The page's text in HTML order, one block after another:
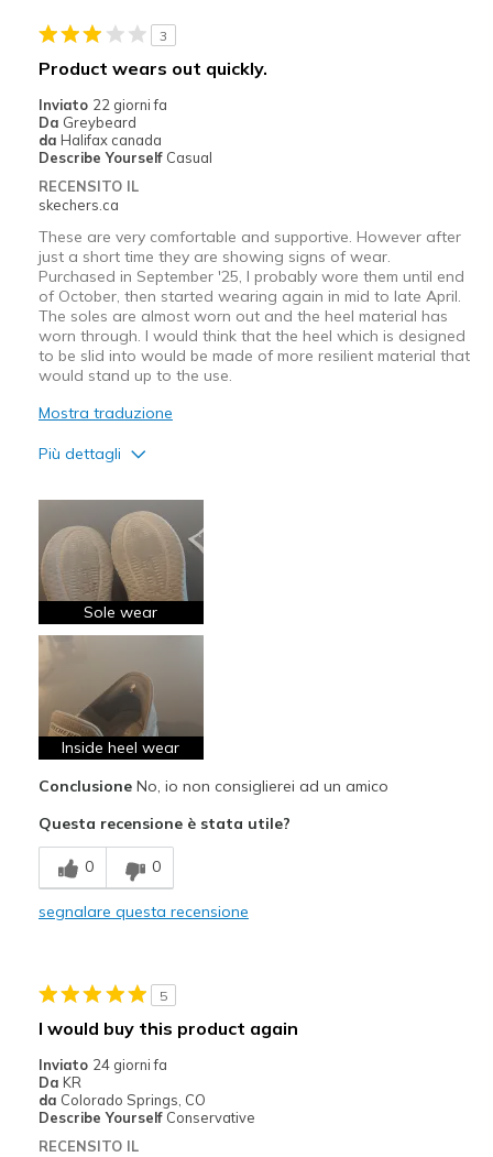
Travel
Width
Sizing
View On Shoes
Shoes are for Wearing
3
Product wears out quickly.
Inviato 22 giorni fa
Da Greybeard
da Halifax canada
Describe Yourself Casual
RECENSITO IL
skechers.ca
These are very comfortable and supportive. However after
just a short time they are showing signs of wear.
Purchased in September '25, I probably wore them until end
of October, then started wearing again in mid to late April.
The soles are almost worn out and the heel material has
worn through. I would think that the heel which is designed
to be slid into would be made of more resilient material that
would stand up to the use.
Mostra traduzione
Più dettagli
Attractive Design
Breathe Well
Comfortable
Difetti
Wear Out Quickly
Migliori Utilizzi:
Width
Sizing
View On Shoes
Shoes are for Wearing
Sole wear
Inside heel wear
ConclusioneNo, io non consiglierei ad un amico
Questa recensione è stata utile?
0 0
segnalare questa recensione
5
I would buy this product again
Inviato 24 giorni fa
Da KR
da Colorado Springs, CO
Describe Yourself Conservative
RECENSITO IL